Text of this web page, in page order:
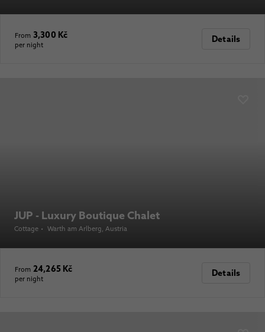
From 3,300 Kč
per night
Details
JUP - Luxury Boutique Chalet
Cottage • Warth am Arlberg, Austria
From 24,265 Kč
per night
Details